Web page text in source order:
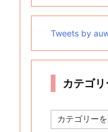
Tweets by
カテゴ
テ